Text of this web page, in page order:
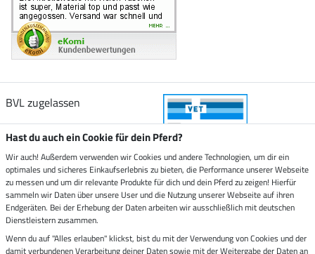
BVL zugelassen
Zustellung durch
Sicher bezahlen mit
Hast du auch ein Cookie für dein Pferd?
Wir auch! Außerdem verwenden wir Cookies und andere Technologien, um dir ein
optimales und sicheres Einkaufserlebnis zu bieten, die Performance unserer Webseite
zu messen und um dir relevante Produkte für dich und dein Pferd zu zeigen! Hierfür
sammeln wir Daten über unsere User und die Nutzung unserer Webseite auf ihren
Endgeräten. Bei der Erhebung der Daten arbeiten wir ausschließlich mit deutschen
Dienstleistern zusammen.
Wenn du auf "Alles erlauben" klickst, bist du mit der Verwendung von Cookies und der
damit verbundenen Verarbeitung deiner Daten sowie mit der Weitergabe der Daten an